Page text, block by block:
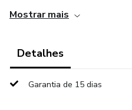
Mostrar mais
Detalhes
Garantia de 15 dias